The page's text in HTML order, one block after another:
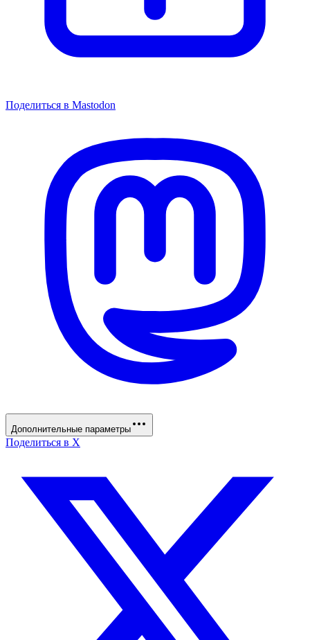
Поделиться в Mastodon
Дополнительные параметры
Поделиться в X